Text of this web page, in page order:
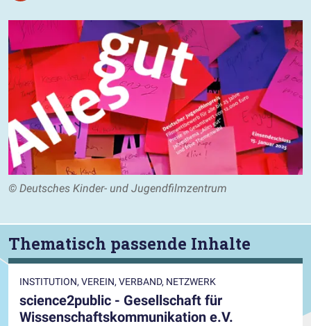
© Deutsches Kinder- und Jugendfilmzentrum
Thematisch passende Inhalte
INSTITUTION, VEREIN, VERBAND, NETZWERK
science2public - Gesellschaft für
Wissenschaftskommunikation e.V.